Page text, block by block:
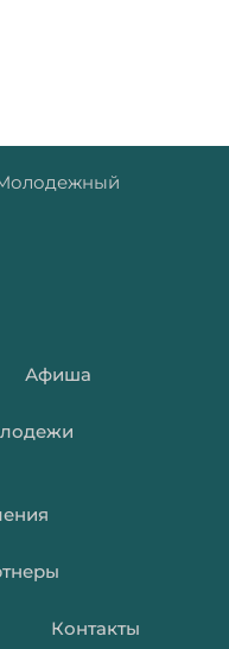
Афиша
Контакты